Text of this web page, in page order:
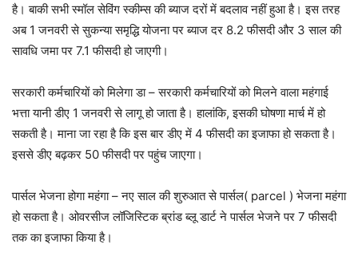
है। बाकी सभी स्मॉल सेविंग स्कीम्स की ब्याज दरों में बदलाव नहीं हुआ है। इस तरह
अब 1 जनवरी से सुकन्या समृद्धि योजना पर ब्याज दर 8.2 फीसदी और 3 साल की
सावधि जमा पर 7.1 फीसदी हो जाएगी।
सरकारी कर्मचारियों को मिलेगा डा – सरकारी कर्मचारियों को मिलने वाला महंगाई
भत्ता यानी डीए 1 जनवरी से लागू हो जाता है। हालांकि, इसकी घोषणा मार्च में हो
सकती है। माना जा रहा है कि इस बार डीए में 4 फीसदी का इजाफा हो सकता है।
इससे डीए बढ़कर 50 फीसदी पर पहुंच जाएगा।
पार्सल भेजना होगा महंगा – नए साल की शुरुआत से पार्सल( parcel ) भेजना महंगा
हो सकता है। ओवरसीज लॉजिस्टिक ब्रांड ब्लू डार्ट ने पार्सल भेजने पर 7 फीसदी
तक का इजाफा किया है।